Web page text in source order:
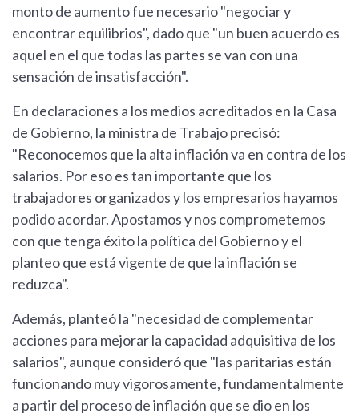
monto de aumento fue necesario "negociar y
encontrar equilibrios", dado que "un buen acuerdo es
aquel en el que todas las partes se van con una
sensación de insatisfacción".
En declaraciones a los medios acreditados en la Casa
de Gobierno, la ministra de Trabajo precisó:
"Reconocemos que la alta inflación va en contra de los
salarios. Por eso es tan importante que los
trabajadores organizados y los empresarios hayamos
podido acordar. Apostamos y nos comprometemos
con que tenga éxito la política del Gobierno y el
planteo que está vigente de que la inflación se
reduzca".
Además, planteó la "necesidad de complementar
acciones para mejorar la capacidad adquisitiva de los
salarios", aunque consideró que "las paritarias están
funcionando muy vigorosamente, fundamentalmente
a partir del proceso de inflación que se dio en los